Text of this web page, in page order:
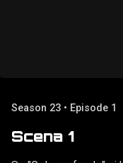
Season 23 • Episode 1
Scena 1